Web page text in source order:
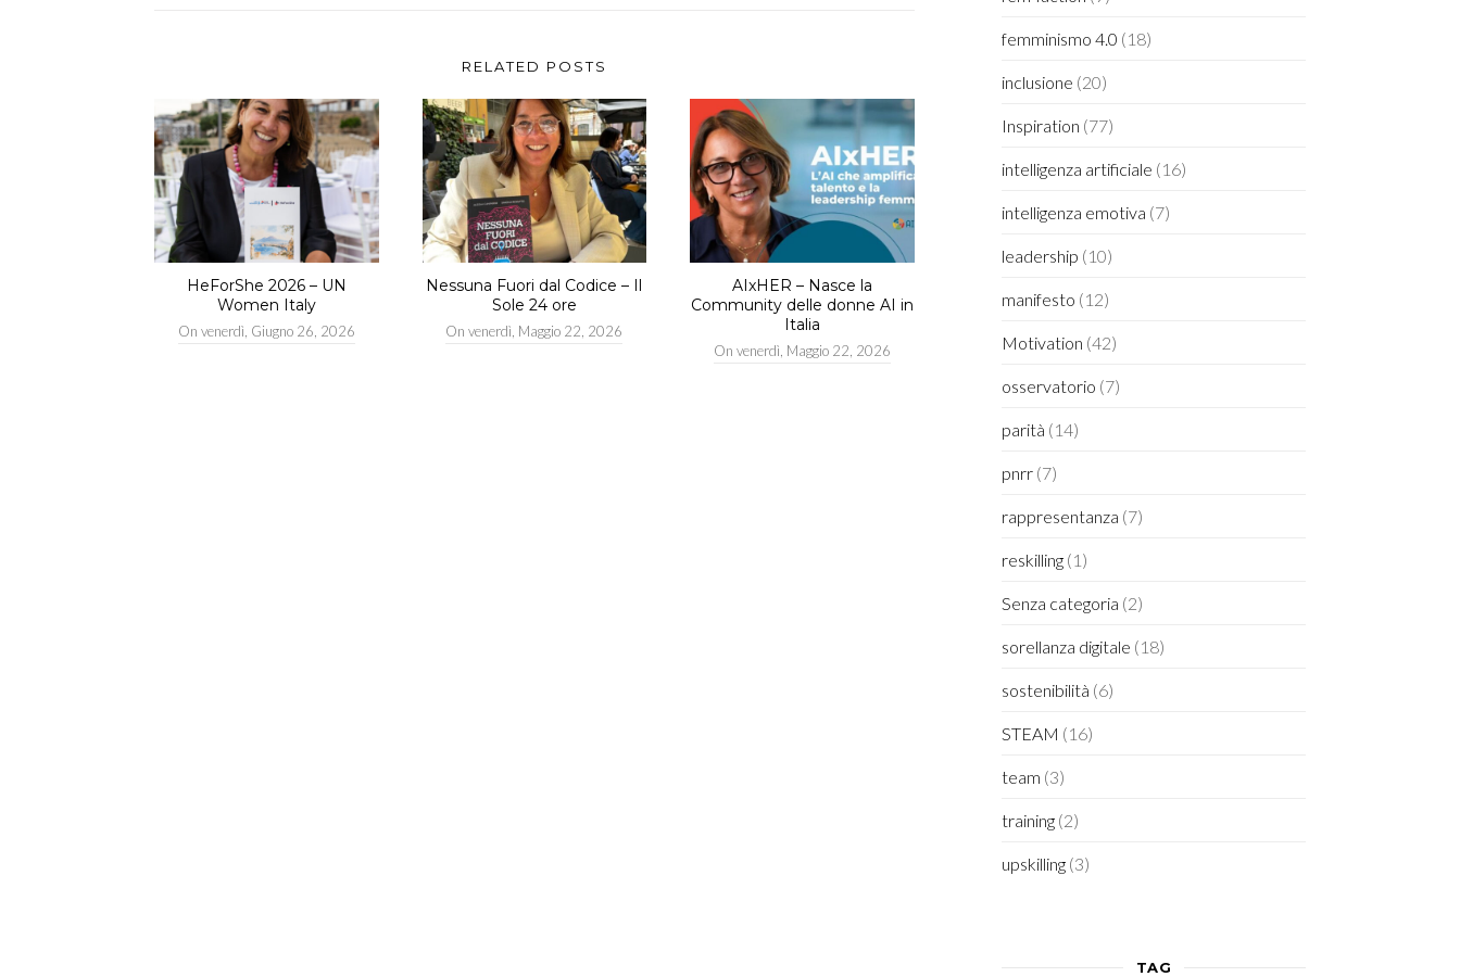
RELATED POSTS
HeForShe 2026 – UN
Women Italy
On venerdì, Giugno 26, 2026
Nessuna Fuori dal Codice – Il
Sole 24 ore
Onvenerdì, Maggio 22, 2026
AIxHER – Nasce la
Community delle donne AI in
Italia
Onvenerdì, Maggio 22, 2026
femminismo 4.0 (18)
inclusione (20)
Inspiration (77)
intelligenza artificiale (16)
intelligenza emotiva (7)
leadership (10)
manifesto (12)
Motivation (42)
osservatorio (7)
parità (14)
pnrr (7)
rappresentanza (7)
reskilling (1)
Senza categoria (2)
sorellanza digitale (18)
sostenibilità (6)
STEAM (16)
team (3)
training (2)
upskilling (3)
TAG